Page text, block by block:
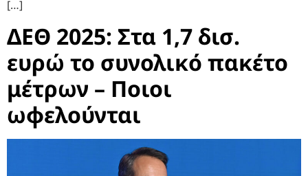
[…]
ΔΕΘ 2025: Στα 1,7 δισ.
ευρώ το συνολικό πακέτο
μέτρων – Ποιοι
ωφελούνται